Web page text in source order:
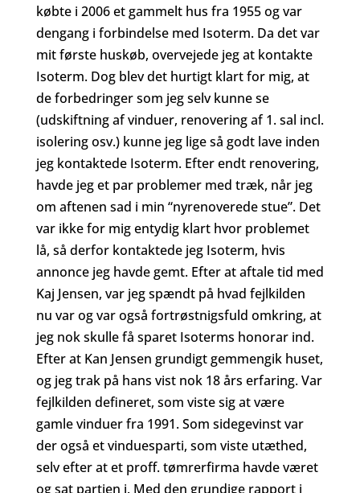
købte i 2006 et gammelt hus fra 1955 og var
dengang i forbindelse med Isoterm. Da det var
mit første huskøb, overvejede jeg at kontakte
Isoterm. Dog blev det hurtigt klart for mig, at
de forbedringer som jeg selv kunne se
(udskiftning af vinduer, renovering af 1. sal incl.
isolering osv.) kunne jeg lige så godt lave inden
jeg kontaktede Isoterm. Efter endt renovering,
havde jeg et par problemer med træk, når jeg
om aftenen sad i min “nyrenoverede stue”. Det
var ikke for mig entydig klart hvor problemet
lå, så derfor kontaktede jeg Isoterm, hvis
annonce jeg havde gemt. Efter at aftale tid med
Kaj Jensen, var jeg spændt på hvad fejlkilden
nu var og var også fortrøstnigsfuld omkring, at
jeg nok skulle få sparet Isoterms honorar ind.
Efter at Kan Jensen grundigt gemmengik huset,
og jeg trak på hans vist nok 18 års erfaring. Var
fejlkilden defineret, som viste sig at være
gamle vinduer fra 1991. Som sidegevinst var
der også et vinduesparti, som viste utæthed,
selv efter at et proff. tømrerfirma havde været
og sat partien i. Med den grundige rapport i